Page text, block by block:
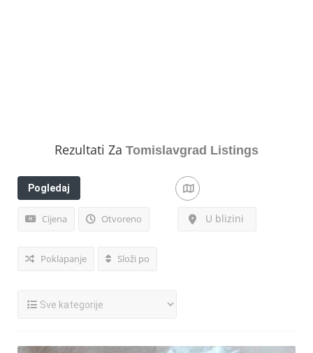
Rezultati Za Tomislavgrad Listings
Pogledaj
Cijena Otvoreno U blizini
Poklapanje Složi po